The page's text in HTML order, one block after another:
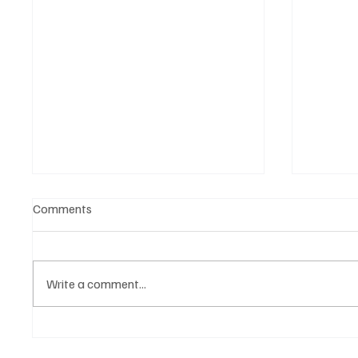
Comments
Write a comment...